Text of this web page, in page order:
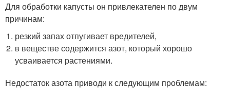
Для обработки капусты он привлекателен по двум
причинам:
резкий запах отпугивает вредителей,
в веществе содержится азот, который хорошо
усваивается растениями.
Недостаток азота приводи к следующим проблемам: